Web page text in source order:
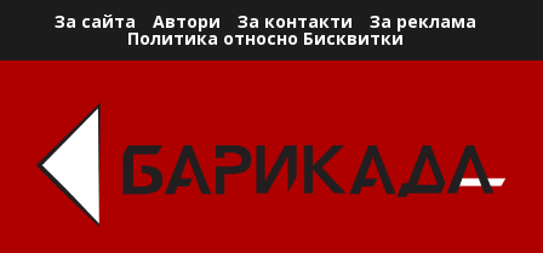
За сайта Автори За контакти За реклама
Политика относно Бисквитки